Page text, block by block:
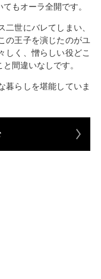
もオーラ全開です。
世にバレてしまい、
の王子を演じたのがユ
しく、憎らしい役どこ
間違いなしです。
暮らしを堪能していま